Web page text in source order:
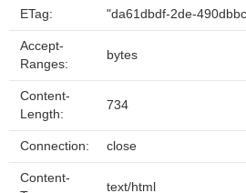
ETag: "da61dbdf-2de-
Accept-
Ranges:
bytes
Content-
Length:
734
Connection: close
Content-
text/html